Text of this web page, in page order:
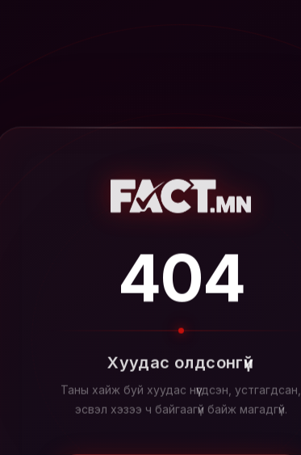
404
Хуудас олдсонгүй
Таны хайж буй хуудас нүүгдсэн, устгагдсан,
эсвэл хэзээ ч байгаагүй байж магадгүй.